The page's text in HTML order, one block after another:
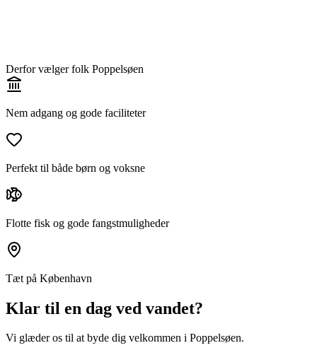
Derfor vælger folk Poppelsøen
Nem adgang og gode faciliteter
Perfekt til både børn og voksne
Flotte fisk og gode fangstmuligheder
Tæt på København
Klar til en dag ved vandet?
Vi glæder os til at byde dig velkommen i Poppelsøen.